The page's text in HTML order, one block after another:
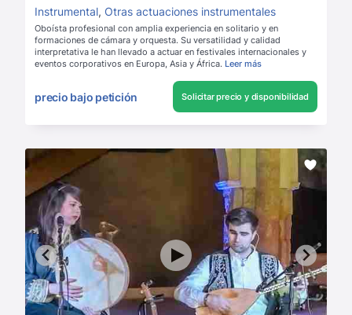
Instrumental, Otras actuaciones instrumentales
Oboísta profesional con amplia experiencia en solitario y en
formaciones de cámara y orquesta. Su versatilidad y calidad
interpretativa le han llevado a actuar en festivales internacionales y
eventos corporativos en Europa, Asia y África. Leer más
precio bajo petición Solicitar precio y disponibilidad